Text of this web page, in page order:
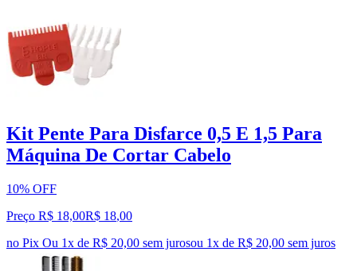
Kit Pente Para Disfarce 0,5 E 1,5 Para
Máquina De Cortar Cabelo
10% OFF
Preço R$ 18,00R$ 18,00
no Pix Ou 1x de R$ 20,00 sem jurosou 1x de R$ 20,00 sem juros